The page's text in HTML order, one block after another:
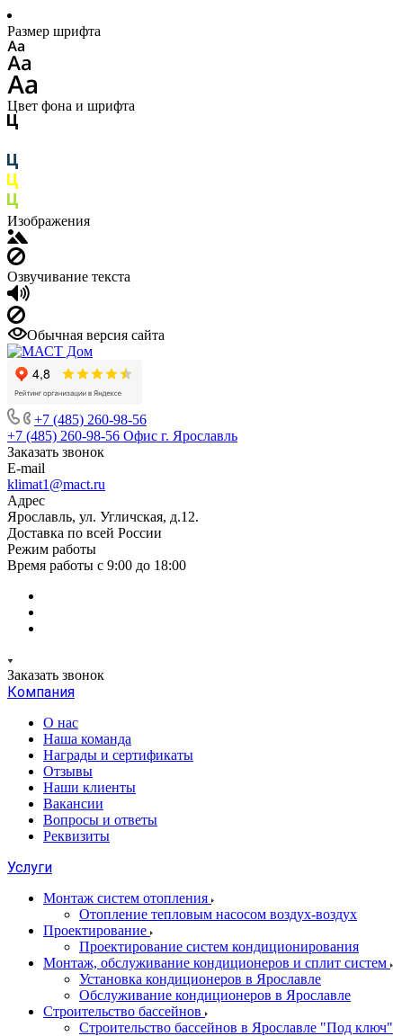
Размер шрифта
Цвет фона и шрифта
Изображения
Озвучивание текста
Обычная версия сайта
+7 (485) 260-98-56
+7 (485) 260-98-56 Офис г. Ярославль
Заказать звонок
E-mail
klimat1@mact.ru
Адрес
Ярославль, ул. Угличская, д.12.
Доставка по всей России
Режим работы
Время работы с 9:00 до 18:00
Заказать звонок
Компания
О нас
Наша команда
Награды и сертификаты
Отзывы
Наши клиенты
Вакансии
Вопросы и ответы
Реквизиты
Услуги
Монтаж систем отопления
Отопление тепловым насосом воздух-воздух
Проектирование
Проектирование систем кондиционирования
Монтаж, обслуживание кондиционеров и сплит систем
Установка кондиционеров в Ярославле
Обслуживание кондиционеров в Ярославле
Строительство бассейнов
Строительство бассейнов в Ярославле "Под ключ"